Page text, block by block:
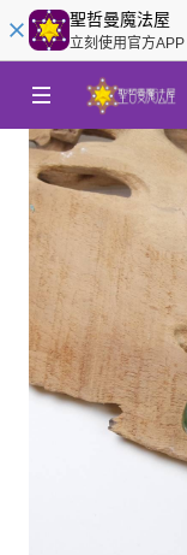
聖哲曼魔法屋
立刻使用官方APP